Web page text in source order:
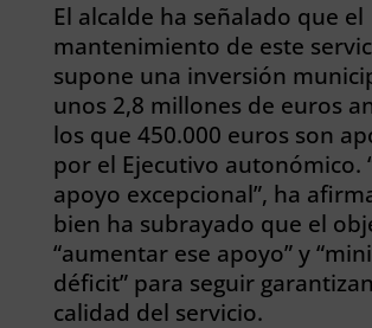
El alcalde ha señalado que el
mantenimiento de este
supone una inversión
unos 2,8 millones de euros
los que 450.000 euros son
por el Ejecutivo autonómico.
apoyo excepcional”, ha
bien ha subrayado que el
“aumentar ese apoyo” y
déficit” para seguir
calidad del servicio.